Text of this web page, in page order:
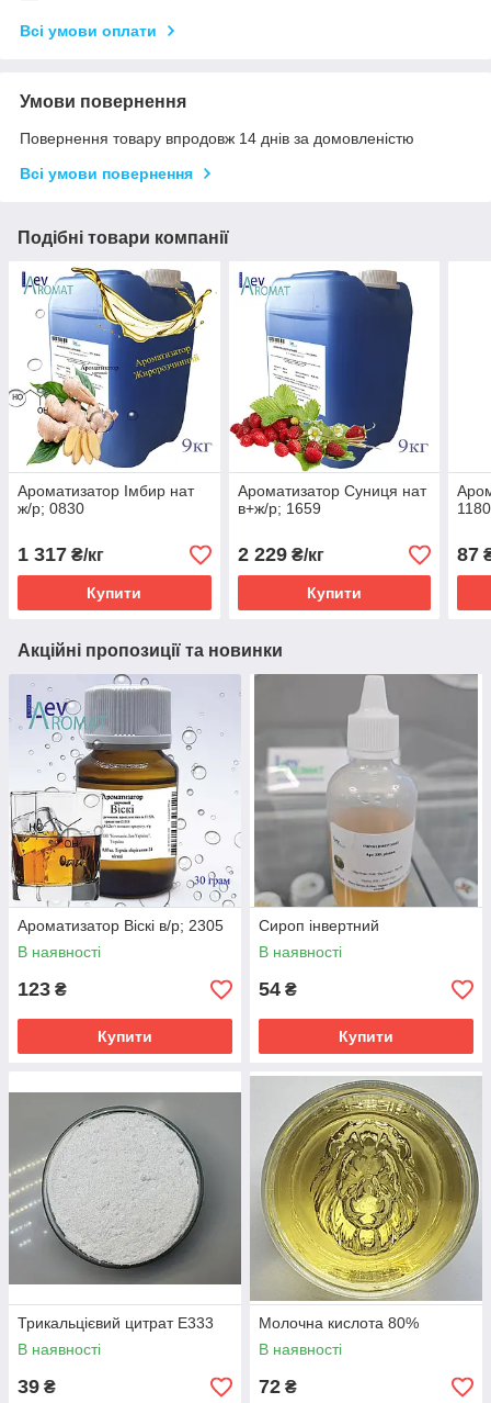
Всі умови оплати
Умови повернення
Повернення товару впродовж 14 днів за домовленістю
Всі умови повернення
Подібні товари компанії
Ароматизатор Імбир нат
ж/р; 0830
1 317 ₴/кг
Купити
Ароматизатор Суниця нат
в+ж/р; 1659
2 229₴/кг
Купити
87
Акційні пропозиції та новинки
Ароматизатор Віскі в/р; 2305
В наявності
123 ₴
Купити
Сироп інвертний
В наявності
54 ₴
Купити
Трикальцієвий цитрат Е333
В наявності
39 ₴
Молочна кислота 80%
В наявності
72 ₴